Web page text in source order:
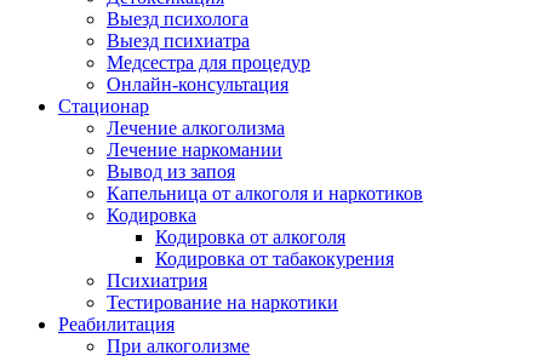
Выезд психолога
Выезд психиатра
Медсестра для процедур
Онлайн-консультация
Стационар
Лечение алкоголизма
Лечение наркомании
Вывод из запоя
Капельница от алкоголя и наркотиков
Кодировка
Кодировка от алкоголя
Кодировка от табакокурения
Психиатрия
Тестирование на наркотики
Реабилитация
При алкоголизме